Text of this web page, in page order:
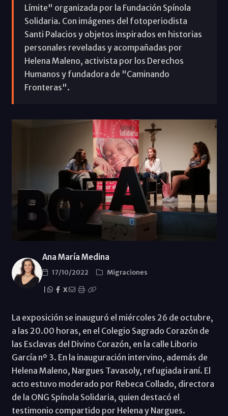
Límite" organizada por la Fundación Spínola
Solidaria. Con imágenes del fotoperiodista
Santi Palacios y objetos inspirados en historias
personales reveladas y acompañadas por
Helena Maleno, activista por los Derechos
Humanos y fundadora de "Caminando
Fronteras".
Ana María Medina
17/10/2022
Migraciones
X
La exposición se inauguró el miércoles 26 de octubre,
a las 20.00 horas, en el Colegio Sagrado Corazón de
las Esclavas del Divino Corazón, en la calle Liborio
García nº 3. En la inauguración intervino, además de
Helena Maleno, Nargues Tavasoly, refugiada iraní. El
acto estuvo moderado por Rebeca Collado, directora
de la ONG Spínola Solidaria, quien destacó el
testimonio compartido por Helena y Nargues.